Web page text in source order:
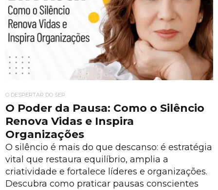
O DESPERTAR DO SER
O Poder da Pausa: Como o Silêncio
Renova Vidas e Inspira
Organizações
O silêncio é mais do que descanso: é estratégia
vital que restaura equilíbrio, amplia a
criatividade e fortalece líderes e organizações.
Descubra como praticar pausas conscientes